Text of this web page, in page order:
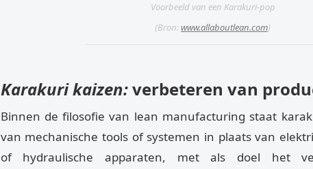
Voorbeeld van een Karakuri-pop
(Bron:www.allaboutlean.com)
Karakuri kaizen:verbeteren van
Binnen de filosofie van lean manufacturing staat
van mechanische tools of systemen in plaats van
of hydraulische apparaten, met als doel het